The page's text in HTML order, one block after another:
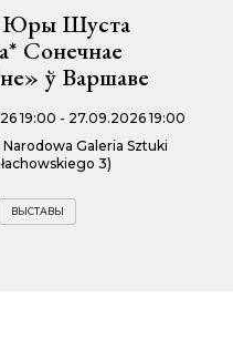
Юры Шуста
Сонечнае
ў Варшаве
19:00 - 27.09.2026 19:00
Galeria Sztuki
3)
ВЫСТАВЫ